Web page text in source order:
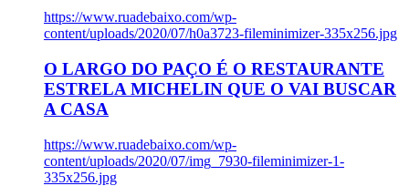
https://www.ruadebaixo.com/wp-
content/uploads/2020/07/h0a3723-fileminimizer-335x256.jpg
O LARGO DO PAÇO É O RESTAURANTE
ESTRELA MICHELIN QUE O VAI BUSCAR
A CASA
https://www.ruadebaixo.com/wp-
content/uploads/2020/07/img_7930-fileminimizer-1-
335x256.jpg